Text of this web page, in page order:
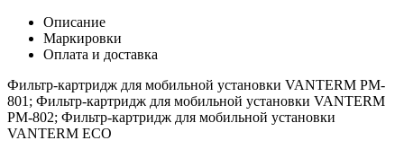
Описание
Маркировки
Оплата и доставка
Фильтр-картридж для мобильной установки VANTERM PM-
801; Фильтр-картридж для мобильной установки VANTERM
PM-802; Фильтр-картридж для мобильной установки
VANTERM ECO